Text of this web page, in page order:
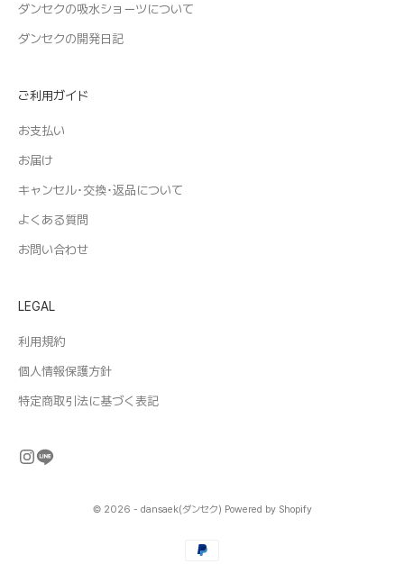
ダンセクの吸水ショーツについて
ダンセクの開発日記
ご利用ガイド
お支払い
お届け
キャンセル･交換･返品について
よくある質問
お問い合わせ
LEGAL
利用規約
個人情報保護方針
特定商取引法に基づく表記
© 2026 - dansaek(ダンセク) Powered by Shopify